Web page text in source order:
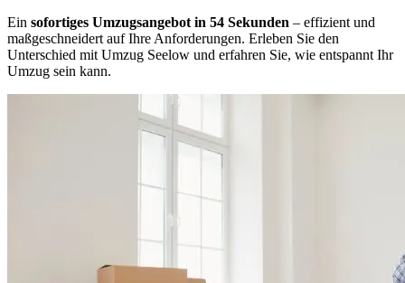
Ein sofortiges Umzugsangebot in 54 Sekunden – effizient und
maßgeschneidert auf Ihre Anforderungen. Erleben Sie den
Unterschied mit Umzug Seelow und erfahren Sie, wie entspannt Ihr
Umzug sein kann.